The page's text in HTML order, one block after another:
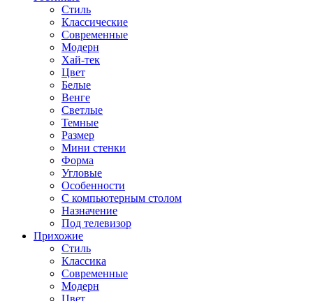
Стиль
Классические
Современные
Модерн
Хай-тек
Цвет
Белые
Венге
Светлые
Темные
Размер
Мини стенки
Форма
Угловые
Особенности
С компьютерным столом
Назначение
Под телевизор
Прихожие
Стиль
Классика
Современные
Модерн
Цвет